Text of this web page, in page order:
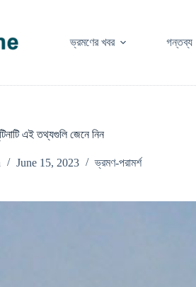
ভ্রমণের খবর
গন্তব্য
এই তথ্যগুলি জেনে নিন
June 15, 2023 ভ্রমণ-পরামর্শ